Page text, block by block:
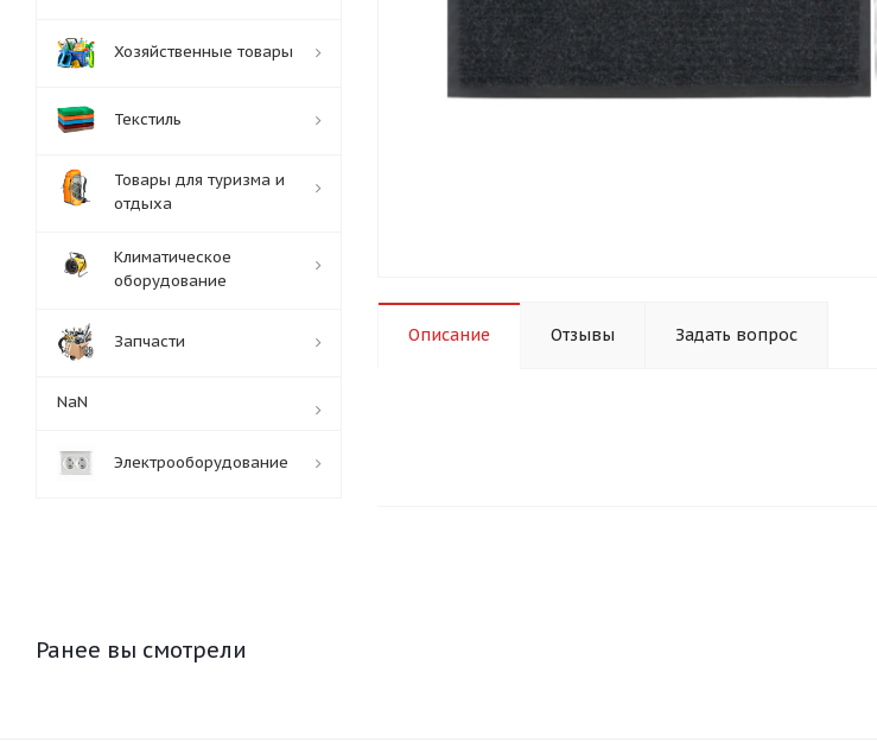
Описание Отзывы Задать вопрос
Хозяйственные товары
Текстиль
Товары для туризма и
отдыха
Климатическое
оборудование
Запчасти
NaN
Электрооборудование
Ранее вы смотрели